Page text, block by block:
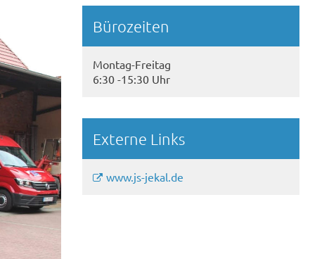
Bürozeiten
Montag-Freitag
6:30 -15:30 Uhr
Externe Links
www.js-jekal.de